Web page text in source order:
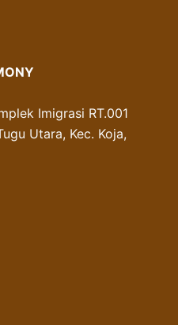
Imigrasi RT.001
Utara, Kec. Koja,